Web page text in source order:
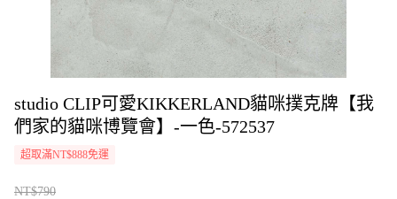
studio CLIP可愛KIKKERLAND貓咪撲克牌【我
們家的貓咪博覽會】-一色-572537
超取滿NT$888免運
NT$790